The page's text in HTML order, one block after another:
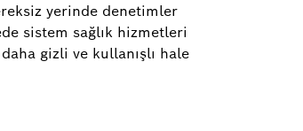
yerinde denetimler
sistem sağlık hizmetleri
gizli ve kullanışlı hale